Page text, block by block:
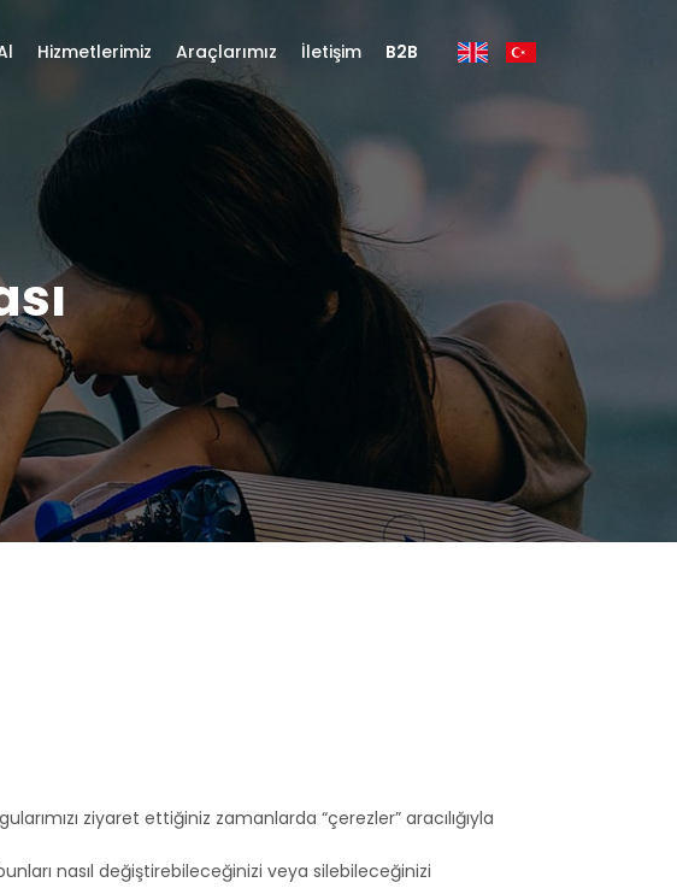
ziyaret ettiğiniz zamanlarda “çerezler” aracılığıyla
nasıl değiştirebileceğinizi veya silebileceğinizi
Hizmetlerimiz Araçlarımız İletişim B2B